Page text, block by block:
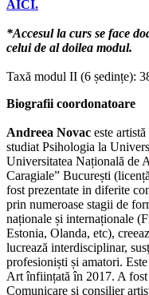
AICI.
*Accesul la curs se face
celui de al doilea modul.
Taxă modul II (6 ședințe):
Biografii coordonatoare
Andreea Novac este
studiat Psihologia la
Universitatea Națională de
Caragiale” București
fost prezentate in diferite
prin numeroase stagii de
naționale și internaționale
Estonia, Olanda, etc),
lucrează interdisciplinar,
profesioniști și amatori.
Art înființată în 2017. A
Comunicare și consilier